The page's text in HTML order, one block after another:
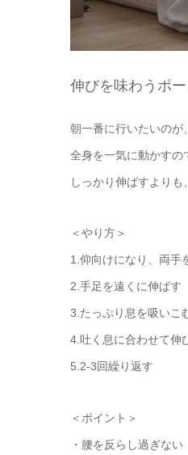
伸びを味わうポ
朝一番に行いたいのが
全身を一気に動かすの
しっかり伸ばすよりも
＜やり方＞
1.仰向けになり、両手
2.手足を遠くに伸ばす
3.たっぷり息を吸いこ
4.吐く息に合わせて伸
5.2-3回繰り返す
＜ポイント＞
・腰を反らし過ぎない